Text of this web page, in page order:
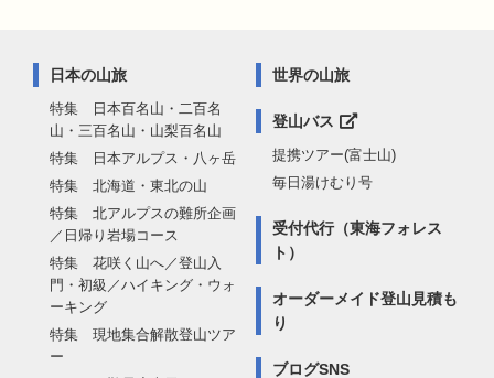
日本の山旅
特集 日本百名山・二百名
山・三百名山・山梨百名山
特集 日本アルプス・八ヶ岳
特集 北海道・東北の山
特集 北アルプスの難所企画
／日帰り岩場コース
特集 花咲く山へ／登山入
門・初級／ハイキング・ウォ
ーキング
特集 現地集合解散登山ツア
ー
世界の山旅
登山バス
提携ツアー(富士山)
毎日湯けむり号
受付代行（東海フォレス
ト）
オーダーメイド登山見積も
り
ブログSNS